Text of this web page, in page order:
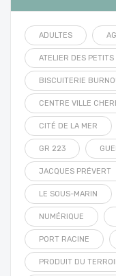
ADULTES
ATELIER DES PETITS
BISCUITERIE
CENTRE VILLE
CITÉ DE LA MER
GR 223
JACQUES PRÉVERT
LE SOUS-MARIN
NUMÉRIQUE
PORT RACINE
PRODUIT DU